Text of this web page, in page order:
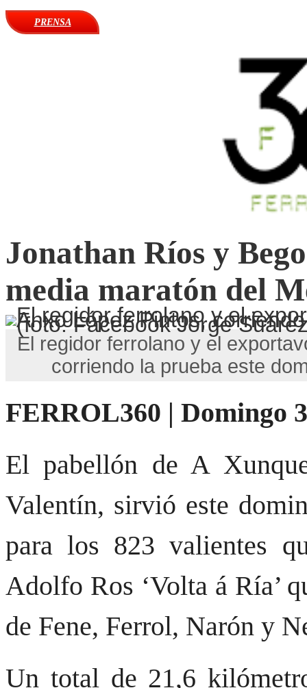
PRENSA
Jonathan Ríos y
media maratón del
El regidor ferrolano y el
corriendo la prueba este
FERROL360 | Domingo
El pabellón de A
Valentín, sirvió este
para los 823 valientes
Adolfo Ros ‘Volta á Ría’
de Fene, Ferrol, Narón y
Un total de 21,6